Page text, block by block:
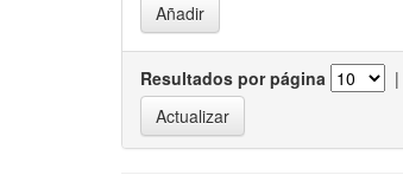
Resultados por página |